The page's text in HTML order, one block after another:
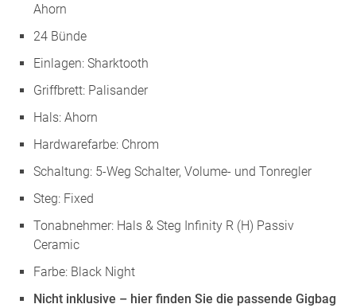
Ahorn
24 Bünde
Einlagen: Sharktooth
Griffbrett: Palisander
Hals: Ahorn
Hardwarefarbe: Chrom
Schaltung: 5-Weg Schalter, Volume- und Tonregler
Steg: Fixed
Tonabnehmer: Hals & Steg Infinity R (H) Passiv
Ceramic
Farbe: Black Night
Nicht inklusive – hier finden Sie die passende Gigbag